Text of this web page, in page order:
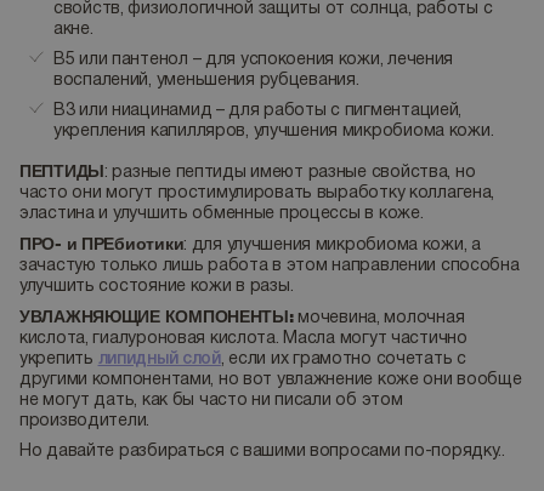
свойств, физиологичной защиты от солнца, работы с
акне.
В5 или пантенол – для успокоения кожи, лечения
воспалений, уменьшения рубцевания.
В3 или ниацинамид – для работы с пигментацией,
укрепления капилляров, улучшения микробиома кожи.
ПЕПТИДЫ: разные пептиды имеют разные свойства, но
часто они могут простимулировать выработку коллагена,
эластина и улучшить обменные процессы в коже.
ПРО- и ПРЕбиотики: для улучшения микробиома кожи, а
зачастую только лишь работа в этом направлении способна
улучшить состояние кожи в разы.
УВЛАЖНЯЮЩИЕ КОМПОНЕНТЫ: мочевина, молочная
кислота, гиалуроновая кислота. Масла могут частично
укрепить липидный слой, если их грамотно сочетать с
другими компонентами, но вот увлажнение коже они вообще
не могут дать, как бы часто ни писали об этом
производители.
Но давайте разбираться с вашими вопросами по-порядку..